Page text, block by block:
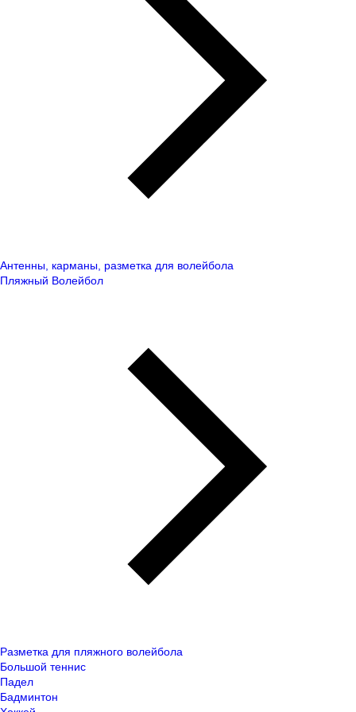
Антенны, карманы, разметка для волейбола
Пляжный Волейбол
Разметка для пляжного волейбола
Большой теннис
Падел
Бадминтон